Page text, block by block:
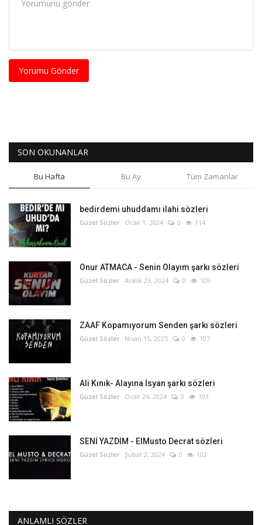
Yorumu Gönder
SON OKUNANLAR
Bu Hafta Bu Ay Tüm Zamanlar
bedirdemi uhuddamı ilahi sözleri
Güzel Sözler Ocak 1, 2024 0 114
Onur ATMACA - Senin Olayım şarkı sözleri
Güzel Sözler Aralık 23, 2024 0 109
ZAAF Kopamıyorum Senden şarkı sözleri
Güzel Sözler Nisan 15, 2025 0 107
Ali Kınık- Alayına İsyan şarkı sözleri
Güzel Sözler Ocak 26, 2024 0 103
SENİ YAZDIM - ElMusto Decrat sözleri
Güzel Sözler Şubat 2, 2024 0 102
ANLAMLI SÖZLER